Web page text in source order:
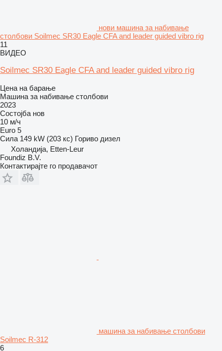
нови машина за набивање
столбови Soilmec SR30 Eagle CFA and leader guided vibro rig
11
ВИДЕО
Soilmec SR30 Eagle CFA and leader guided vibro rig
Цена на барање
Машина за набивање столбови
2023
Состојба нов
10 м/ч
Euro 5
Сила 149 kW (203 кс) Гориво дизел
Холандија, Etten-Leur
Foundiz B.V.
Контактирајте го продавачот
машина за набивање столбови
Soilmec R-312
6